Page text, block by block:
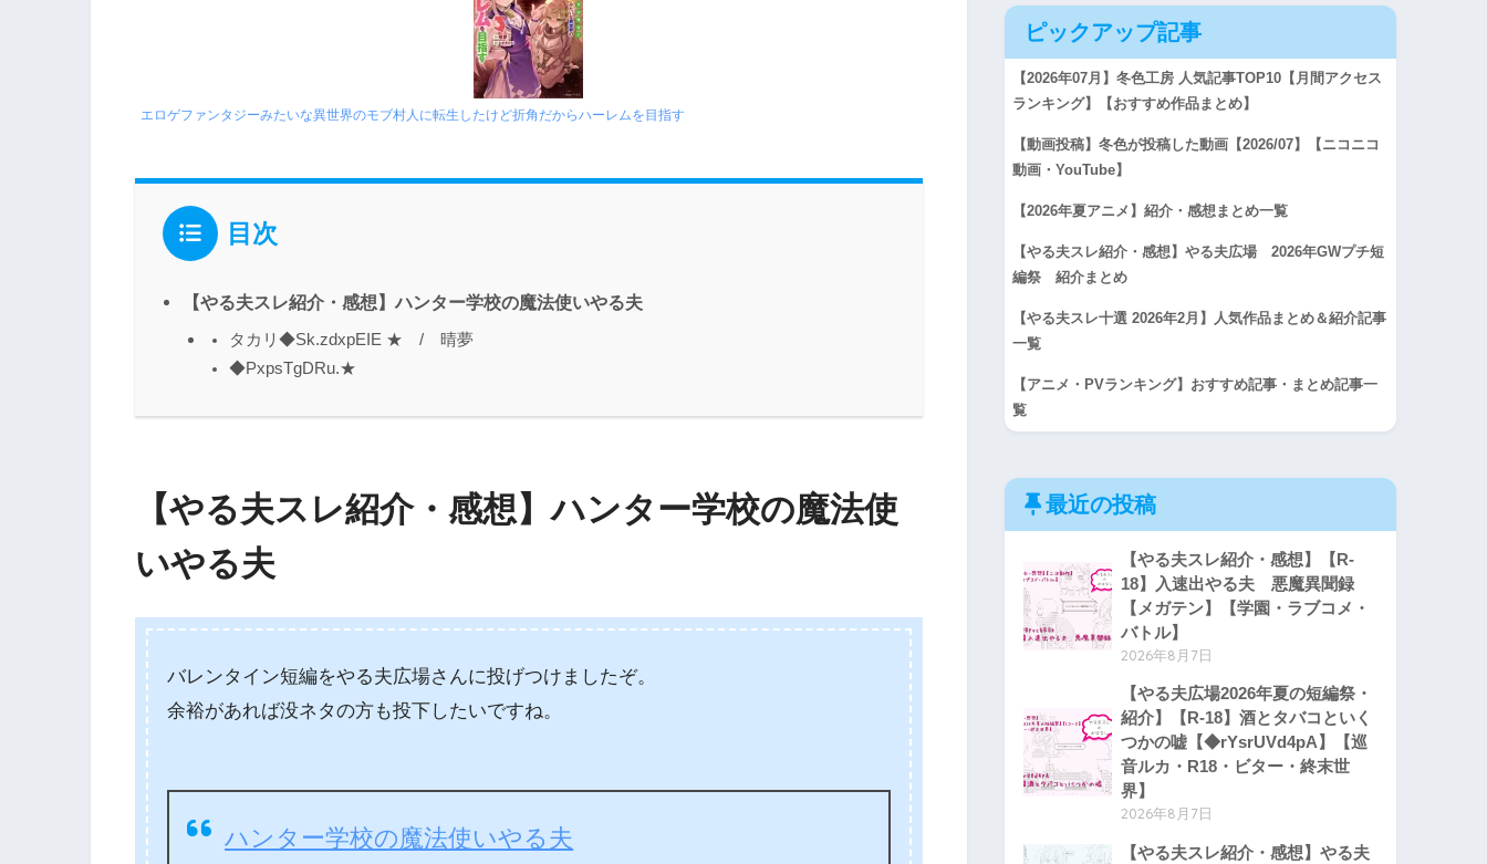
エロゲファンタジーみたいな異世界のモブ村人に転生したけど折角だからハーレムを目指す
目次
【やる夫スレ紹介・感想】ハンター学校の魔法使いやる夫
タカリ◆Sk.zdxpEIE ★ / 晴夢
◆PxpsTgDRu.★
【やる夫スレ紹介・感想】ハンター学校の魔法使
いやる夫
バレンタイン短編をやる夫広場さんに投げつけましたぞ。
余裕があれば没ネタの方も投下したいですね。
ハンター学校の魔法使いやる夫
ピックアップ記事
【2026年07月】冬色工房 人気記事TOP10【月間アクセス
ランキング】【おすすめ作品まとめ】
【動画投稿】冬色が投稿した動画【2026/07】【ニコニコ
動画・YouTube】
【2026年夏アニメ】紹介・感想まとめ一覧
【やる夫スレ紹介・感想】やる夫広場 2026年GWプチ短
編祭 紹介まとめ
【やる夫スレ十選 2026年2月】人気作品まとめ＆紹介記事
一覧
【アニメ・PVランキング】おすすめ記事・まとめ記事一
覧
最近の投稿
【やる夫スレ紹介・感想】【R-
18】入速出やる夫 悪魔異聞録
【メガテン】【学園・ラブコメ・
バトル】
2026年8月7日
【やる夫広場2026年夏の短編祭・
紹介】【R-18】酒とタバコといく
つかの嘘【◆rYsrUVd4pA】【巡
音ルカ・R18・ビター・終末世
界】
2026年8月7日
【やる夫スレ紹介・感想】やる夫